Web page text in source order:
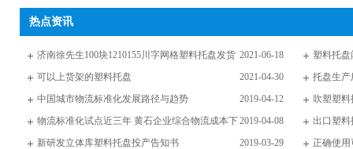
热点资讯
2021-06-18
济南徐先生100块1210155川字网格塑料托盘发货
通知
塑料托盘
2021-04-30
可以上货架的塑料托盘
托盘生产
2019-04-12
中国城市物流标准化发展路径与趋势
吹塑塑
2019-04-08
物流标准化试点近三年 黄石企业综合物流成本下
出口塑料
2019-03-29
新研发立体库塑料托盘投产告知书 正确使用